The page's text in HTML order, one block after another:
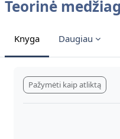
Teorinė
Knyga Daugiau
Pažymėti kaip atliktą